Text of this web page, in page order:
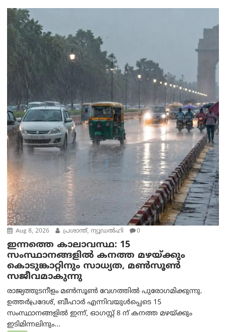
Aug 8, 2026 പ്രശാന്ത്, ന്യൂഡല്‍ഹി 0
ഇന്നത്തെ കാലാവസ്ഥ: 15
സംസ്ഥാനങ്ങളിൽ കനത്ത മഴയ്ക്കും
കൊടുങ്കാറ്റിനും സാധ്യത, മൺസൂൺ
സജീവമാകുന്നു
രാജ്യത്തുടനീളം മൺസൂൺ വേഗത്തിൽ പുരോഗമിക്കുന്നു.
ഉത്തർപ്രദേശ്, ബീഹാർ എന്നിവയുൾപ്പെടെ 15
സംസ്ഥാനങ്ങളിൽ ഇന്ന്, ഓഗസ്റ്റ് 8 ന് കനത്ത മഴയ്ക്കും
ഇടിമിന്നലിനും...